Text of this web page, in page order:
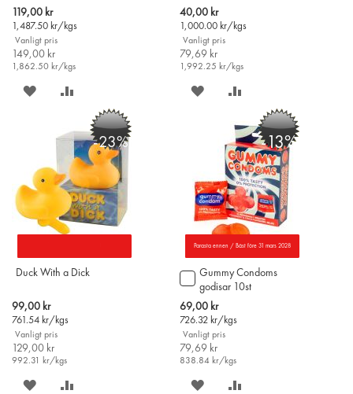
Special
Price
119,00 kr
1,487.50 kr/kgs
Vanligt pris
149,00 kr
1,862.50 kr/kgs
SPARA
ÖNSKELISTAN
JÄMFÖR
Finland)
Special
Price
40,00 kr
1,000.00 kr/kgs
Vanligt pris
79,69 kr
1,992.25 kr/kgs
i
varukorgen
SPARA
ÖNSKELISTAN
JÄMFÖR
-23%
Duck With a Dick
Special
Price
99,00 kr
761.54 kr/kgs
Vanligt pris
129,00 kr
992.31 kr/kgs
SPARA
-13%
Parasta ennen / Bäst före 31 mars 2028
Gummy Condoms
godisar 10st
Special
Price
69,00 kr
726.32 kr/kgs
Vanligt pris
79,69 kr
838.84 kr/kgs
Lägg
till
i
varukorgen
SPARA